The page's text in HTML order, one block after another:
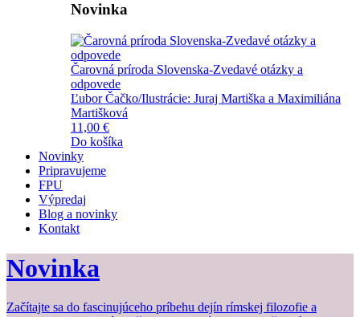
Novinka
Čarovná príroda Slovenska-Zvedavé otázky a
odpovede
Ľubor Čačko/Ilustrácie: Juraj Martiška a Maximiliána
Martišková
11,00 €
Do košíka
Novinky
Pripravujeme
FPU
Výpredaj
Blog a novinky
Kontakt
Novinka
Začítajte sa do fascinujúceho príbehu dejín rímskej filozofie a